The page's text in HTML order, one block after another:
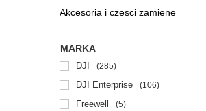
Akcesoria i czesci zamiene
MARKA
DJI 285
DJI Enterprise 106
Freewell 5